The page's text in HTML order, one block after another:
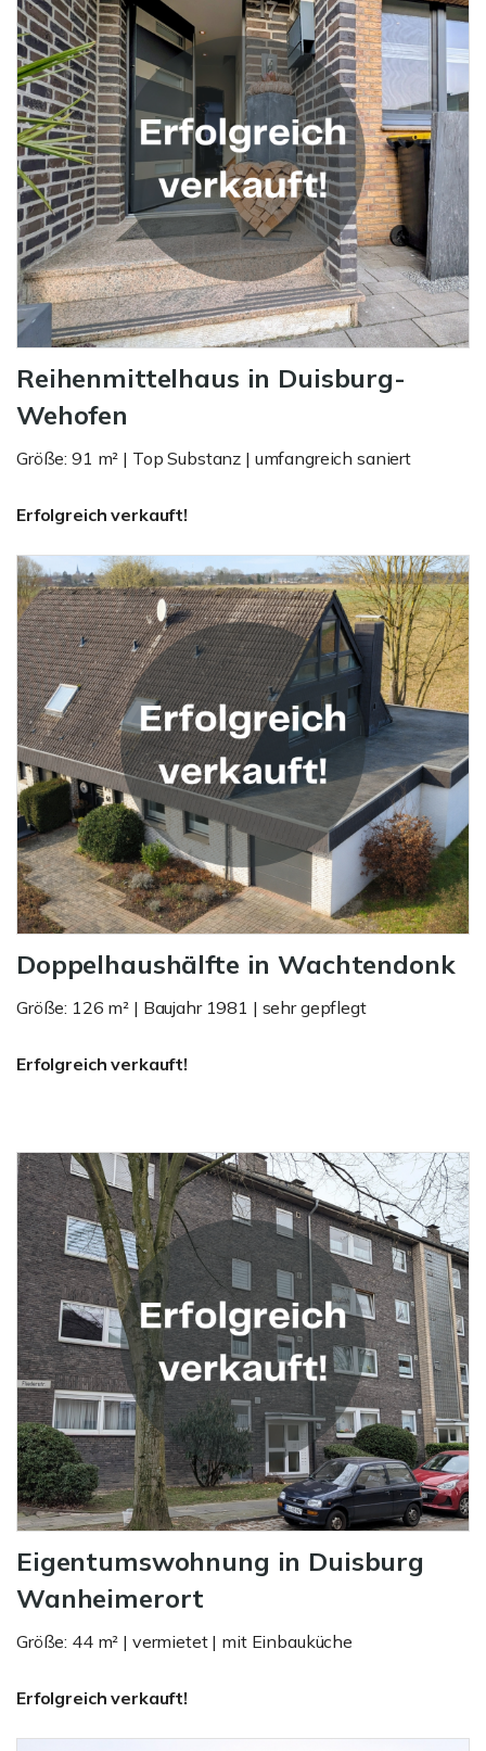
Reihenmittelhaus in Duisburg-
Wehofen
Größe: 91 m² | Top Substanz | umfangreich saniert
Erfolgreich verkauft!
Doppelhaushälfte in Wachtendonk
Größe: 126 m² | Baujahr 1981 | sehr gepflegt
Erfolgreich verkauft!
Eigentumswohnung in Duisburg
Wanheimerort
Größe: 44 m² | vermietet | mit Einbauküche
Erfolgreich verkauft!